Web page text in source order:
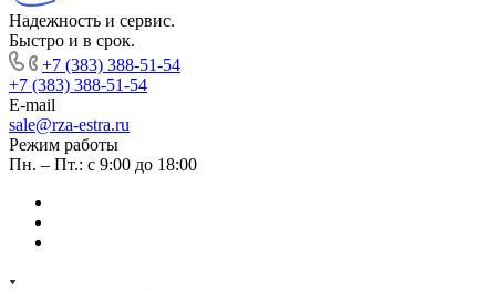
Надежность и сервис.
Быстро и в срок.
+7 (383) 388-51-54
+7 (383) 388-51-54
E-mail
sale@rza-estra.ru
Режим работы
Пн. – Пт.: с 9:00 до 18:00